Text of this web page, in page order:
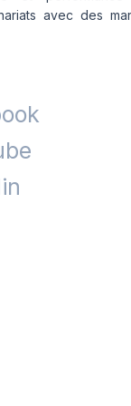
avec des